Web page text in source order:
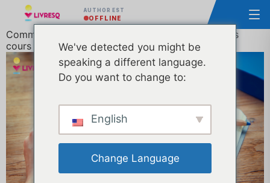
AUTHOR EST
OFFLINE
Comment faire fonctionner les hyperliens dans vos
cours E-LearningWe've detected you might be
speaking a different language.
Do you want to change to:
English
Change Language